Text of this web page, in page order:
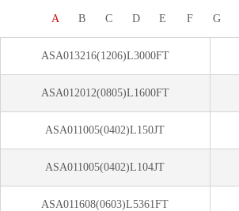
A B C D E F G
ASA013216(1206)L3000FT
ASA012012(0805)L1600FT
ASA011005(0402)L150JT
ASA011005(0402)L104JT
ASA011608(0603)L5361FT